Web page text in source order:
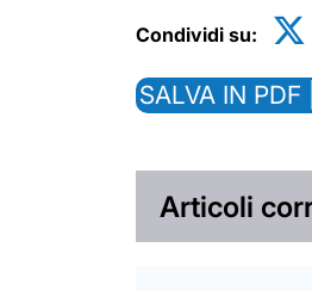
Condividi su:
SALVA IN PDF
Articoli